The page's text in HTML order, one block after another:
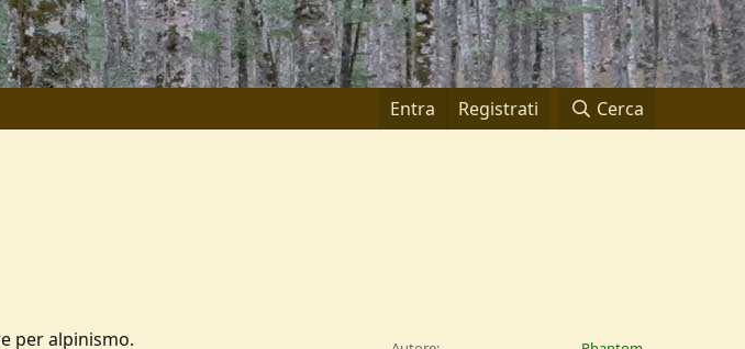
Entra Registrati Cerca
per alpinismo.